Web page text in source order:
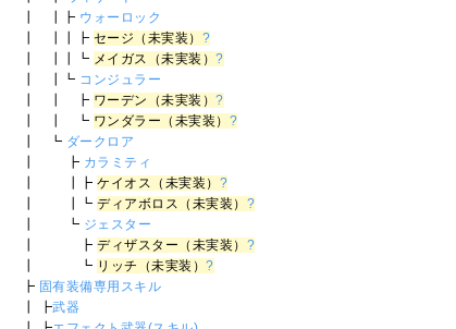
┃ ┃┣ ウォーロック
┃ ┃┃┣ セージ（未実装） ?
┃ ┃┃┗ メイガス（未実装）?
┃ ┃┗ コンジュラー
┃ ┃ ┣ ワーデン（未実装）?
┃ ┃ ┗ ワンダラー（未実装） ?
┃ ┗ ダークロア
┃ ┣ カラミティ
┃ ┃┣ケイオス（未実装） ?
┃ ┃┗ディアボロス（未実装） ?
┃ ┗ ジェスター
┃ ┣ディザスター（未実装） ?
┃ ┗ リッチ（未実装）?
┣ 固有装備専用スキル
┃ ┣武器